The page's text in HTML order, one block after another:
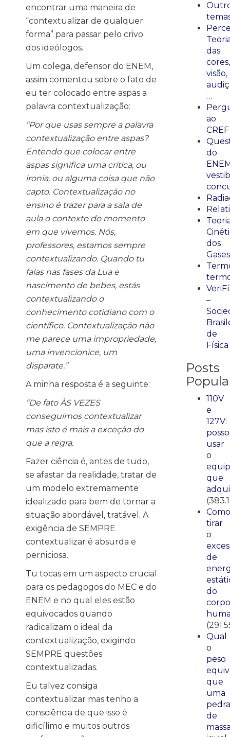
encontrar uma maneira de
“contextualizar de qualquer
forma” para passar pelo crivo
dos ideólogos.
Um colega, defensor do ENEM,
assim comentou sobre o fato de
eu ter colocado entre aspas a
palavra contextualização:
“Por que usas sempre a palavra
contextualização entre aspas?
Entendo que colocar entre
aspas significa uma critica, ou
ironia, ou alguma coisa que não
capto. Contextualização no
ensino é trazer para a sala de
aula o contexto do momento
em que vivemos. Nós,
professores, estamos sempre
contextualizando. Quando tu
falas nas fases da Lua e
nascimento de bebes, estás
contextualizando o
conhecimento cotidiano com o
científico. Contextualização não
me parece uma impropriedade,
uma invencionice, um
disparate.”
A minha resposta é a seguinte:
“De fato ÀS VEZES
conseguimos contextualizar
mas isto é mais a exceção do
que a regra.
Fazer ciência é, antes de tudo,
se afastar da realidade, tratar de
um modelo extremamente
idealizado para bem de tornar a
situação abordável, tratável. A
exigência de SEMPRE
contextualizar é absurda e
perniciosa.
Tu tocas em um aspecto crucial
para os pedagogos do MEC e do
ENEM e no qual eles estão
equivocados quando
radicalizam o ideal da
contextualização, exigindo
SEMPRE questões
contextualizadas.
Eu talvez consiga
contextualizar mas tenho a
consciência de que isso é
dificílimo e muitos outros
das
cores,
visão,
…
ao
CREF
do
dos
Gases
–
de
Física
Posts
110V
e
127V:
posso
usar
o
que
Como
tirar
o
de
do
corpo
Qual
o
peso
que
uma
pedra
de